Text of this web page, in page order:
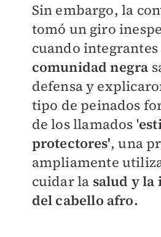
Sin embargo, la
tomó un giro
cuando integrantes
comunidad negra
defensa y
tipo de peinados
de los llamados '
protectores', una
ampliamente
cuidar la salud y
del cabello afro.